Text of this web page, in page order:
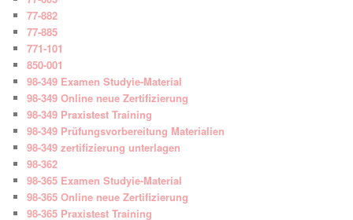
77-882
77-885
771-101
850-001
98-349 Examen Studyie-Material
98-349 Online neue Zertifizierung
98-349 Praxistest Training
98-349 Prüfungsvorbereitung Materialien
98-349 zertifizierung unterlagen
98-362
98-365 Examen Studyie-Material
98-365 Online neue Zertifizierung
98-365 Praxistest Training